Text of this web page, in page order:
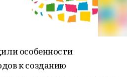
особенности
к созданию